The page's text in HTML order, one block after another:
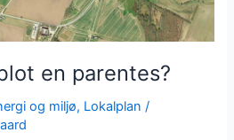
en parentes?
og miljø, Lokalplan /